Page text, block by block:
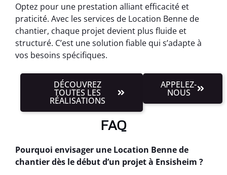
Optez pour une prestation alliant efficacité et
praticité. Avec les services de Location Benne de
chantier, chaque projet devient plus fluide et
structuré. C’est une solution fiable qui s’adapte à
vos besoins spécifiques.
DÉCOUVREZ
TOUTES LES
RÉALISATIONS
APPELEZ-
NOUS
FAQ
Pourquoi envisager une Location Benne de
chantier dès le début d’un projet à Ensisheim ?